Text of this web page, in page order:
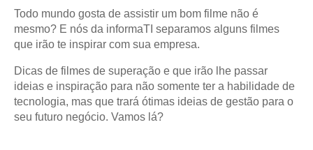
Todo mundo gosta de assistir um bom filme não é
mesmo? E nós da informaTI separamos alguns filmes
que irão te inspirar com sua empresa.
Dicas de filmes de superação e que irão lhe passar
ideias e inspiração para não somente ter a habilidade de
tecnologia, mas que trará ótimas ideias de gestão para o
seu futuro negócio. Vamos lá?